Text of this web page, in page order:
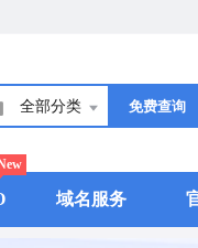
全部分类 免费查询
域名服务